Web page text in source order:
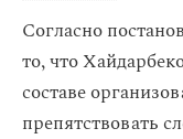
Согласно
то, что
составе
препятствовать